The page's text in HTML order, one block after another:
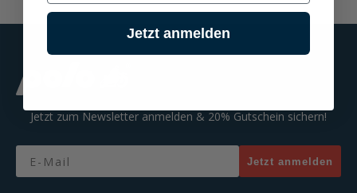
Jetzt zum Newsletter anmelden & 20% Gutschein sichern!
Email
Jetzt anmelden
Jetzt anmelden